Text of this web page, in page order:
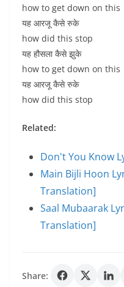
how to get down on this
यह आरजू कैसे रुके
how did this stop
यह हौसला कैसे झुके
how to get down on this
यह आरजू कैसे रुके
how did this stop
Related:
Don't You Know
Main Bijli Hoon
Translation]
Saal Mubaarak
Translation]
Share: